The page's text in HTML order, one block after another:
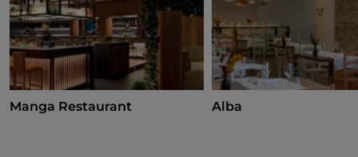
Manga Restaurant Alba